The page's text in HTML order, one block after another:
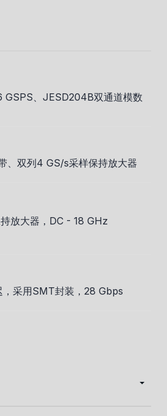
GSPS、JESD204B双通道模数
、双列4 GS/s采样保持放大器
放大器，DC - 18 GHz
，采用SMT封装，28 Gbps